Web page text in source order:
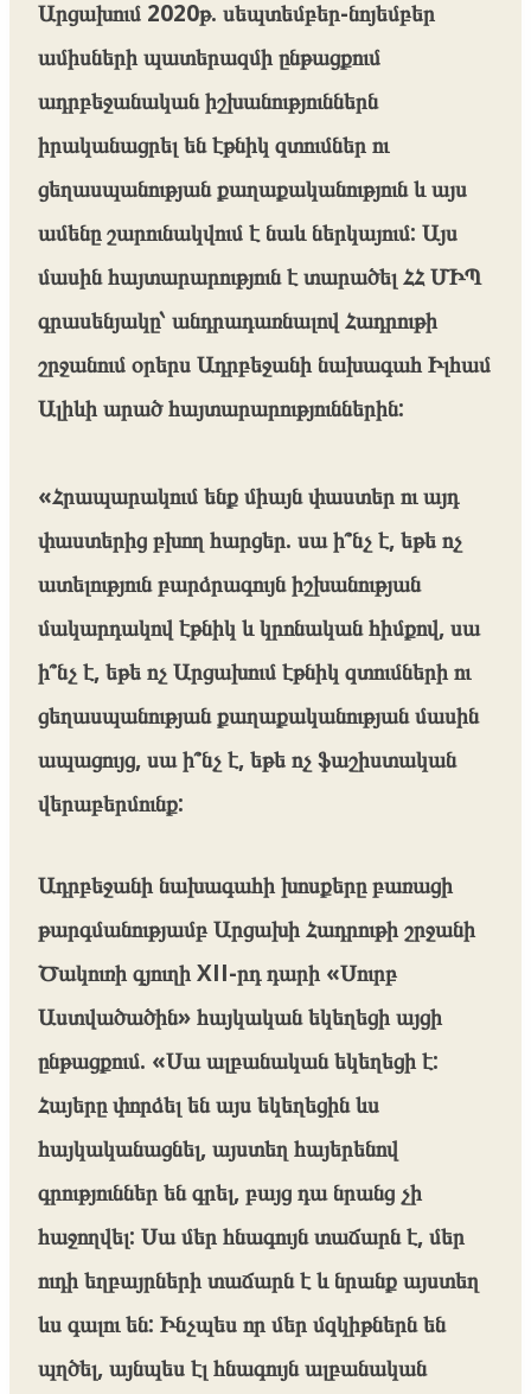
Արցախում 2020թ. սեպտեմբեր-նոյեմբեր
ամիսների պատերազմի ընթացքում
ադրբեջանական իշխանություններն
իրականացրել են էթնիկ զտումներ ու
ցեղասպանության քաղաքականություն և այս
ամենը շարունակվում է նաև ներկայում: Այս
մասին հայտարարություն է տարածել ՀՀ ՄԻՊ
գրասենյակը՝ անդրադառնալով Հադրութի
շրջանում օրերս Ադրբեջանի նախագահ Իլհամ
Ալիևի արած հայտարարություններին:
«Հրապարակում ենք միայն փաստեր ու այդ
փաստերից բխող հարցեր. սա ի՞նչ է, եթե ոչ
ատելություն բարձրագույն իշխանության
մակարդակով էթնիկ և կրոնական հիմքով, սա
ի՞նչ է, եթե ոչ Արցախում էթնիկ զտումների ու
ցեղասպանության քաղաքականության մասին
ապացույց, սա ի՞նչ է, եթե ոչ ֆաշիստական
վերաբերմունք:
Ադրբեջանի նախագահի խոսքերը բառացի
թարգմանությամբ Արցախի Հադրութի շրջանի
Ծակուռի գյուղի XII-րդ դարի «Սուրբ
Աստվածածին» հայկական եկեղեցի այցի
ընթացքում. «Սա ալբանական եկեղեցի է:
Հայերը փորձել են այս եկեղեցին ևս
հայկականացնել, այստեղ հայերենով
գրություններ են գրել, բայց դա նրանց չի
հաջողվել: Սա մեր հնագույն տաճարն է, մեր
ուդի եղբայրների տաճարն է և նրանք այստեղ
ևս գալու են: Ինչպես որ մեր մզկիթներն են
պղծել, այնպես էլ հնագույն ալբանական